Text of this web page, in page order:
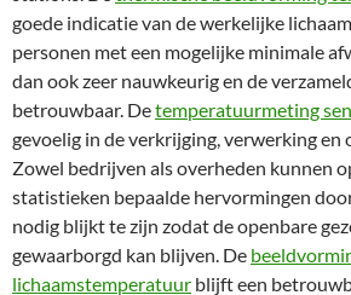
goede indicatie van de werkelijke
personen met een mogelijke minimale
dan ook zeer nauwkeurig en de
betrouwbaar. Detemperatuurmeting
gevoelig in de verkrijging, verwerking en
Zowel bedrijven als overheden kunnen
statistieken bepaalde hervormingen
nodig blijkt te zijn zodat de openbare
gewaarborgd kan blijven. De
lichaamstemperatuur blijft een